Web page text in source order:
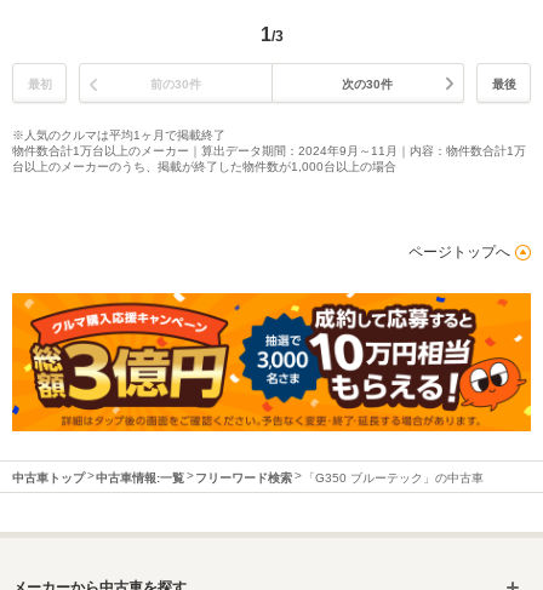
1/3
最初 前の30件 次の30件 最後
※人気のクルマは平均1ヶ月で掲載終了
物件数合計1万台以上のメーカー｜算出データ期間：2024年9月～11月｜内容：物件数合計1万
台以上のメーカーのうち、掲載が終了した物件数が1,000台以上の場合
ページトップへ
中古車トップ 中古車情報:一覧 フリーワード検索 「G350 ブルーテック」の中古車